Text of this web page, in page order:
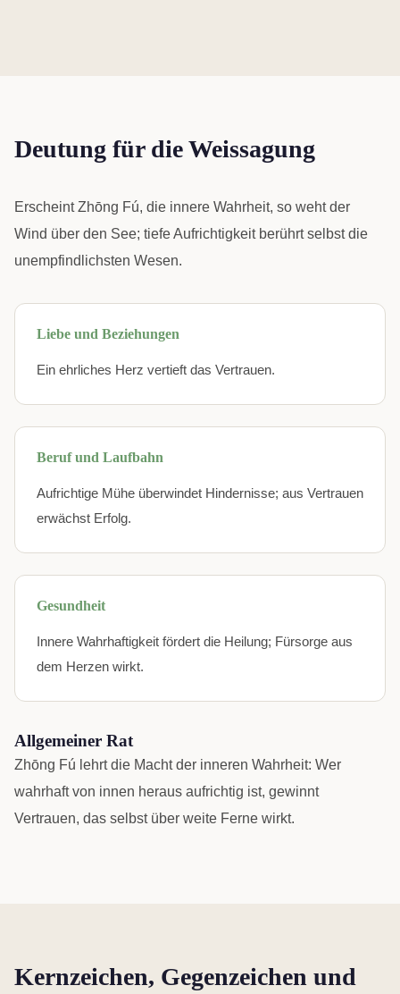
Deutung für die Weissagung
Erscheint Zhōng Fú, die innere Wahrheit, so weht der
Wind über den See; tiefe Aufrichtigkeit berührt selbst die
unempfindlichsten Wesen.
Liebe und Beziehungen
Ein ehrliches Herz vertieft das Vertrauen.
Beruf und Laufbahn
Aufrichtige Mühe überwindet Hindernisse; aus Vertrauen
erwächst Erfolg.
Gesundheit
Innere Wahrhaftigkeit fördert die Heilung; Fürsorge aus
dem Herzen wirkt.
Allgemeiner Rat
Zhōng Fú lehrt die Macht der inneren Wahrheit: Wer
wahrhaft von innen heraus aufrichtig ist, gewinnt
Vertrauen, das selbst über weite Ferne wirkt.
Kernzeichen, Gegenzeichen und